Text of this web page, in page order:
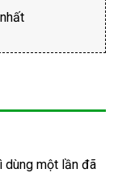
dùng một lần đã